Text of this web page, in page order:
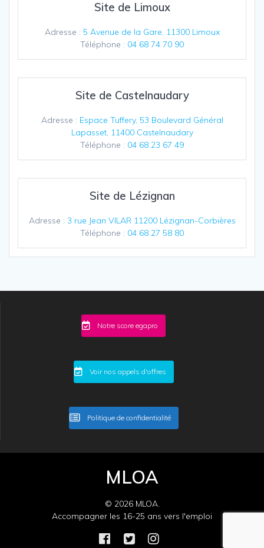
Site de Limoux
Adresse : 5 Avenue de la Gare, 11300 Limoux
Téléphone : 04 68 74 70 90
Site de Castelnaudary
Adresse : Espace Tuffery, 53 Boulevard Général
Lapasset, 11400 Castelnaudary
Téléphone : 04 68 23 67 49
Site de Lézignan
Adresse : 3 rue Jean VILAR 11200 Lézignan-Corbières
Téléphone : 04 68 27 58 80
Notre score egapro
Voir nos appels d'offres
Politique de confidentialité
MLOA
© 2026 MLOA.
Accompagner les 16-25 ans vers l'emploi